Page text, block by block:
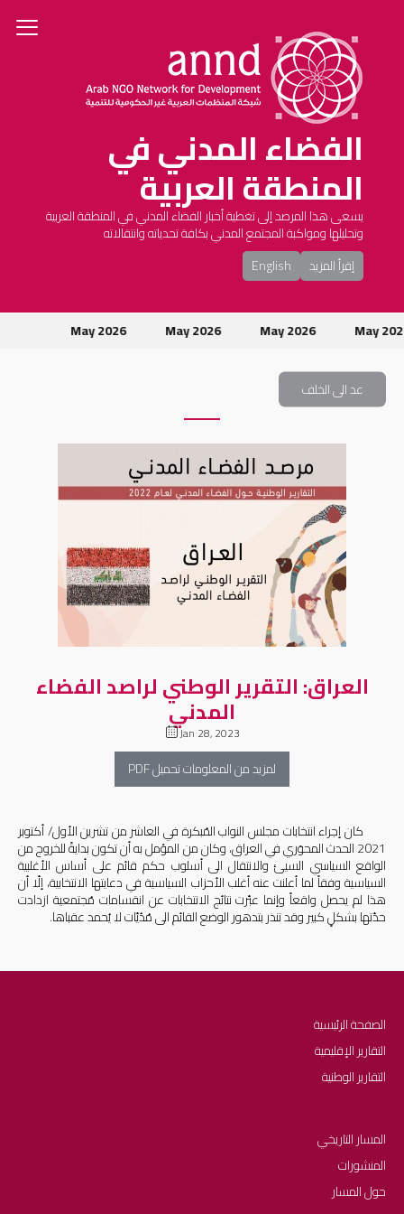
الفضاء المدني في
المنطقة العربية
يسعى هذا المرصد إلى تغطية أخبار الفضاء المدني في المنطقة العربية
وتحليلها ومواكبة المجتمع المدني بكافة تحدياته وانتقالاته
إقرأ المزيد
English
May 2026 May 2026 May 2026 May
عد الى الخلف
العراق: التقرير الوطني لراصد الفضاء
المدني
Jan 28, 2023
لمزيد من المعلومات تحميل PDF
كان إجراء انتخابات مجلس النواب المُبكرة في العاشر من تشرين الأول/ أكتوبر
2021 الحدث المحوَري في العراق، وكان من المؤمل به أن تكون بدايةً للخروج من
الواقع السياسي السيئ والانتقال الى أسلوب حكم قائم على أساس الأغلبية
السياسية وفقاً لما أعلنت عنه أغلب الأحزاب السياسية في دعايتها الانتخابية، إلّا أن
هذا لم يحصل واقعاً وإنما عبّرت نتائج الانتخابات عن انقسامات مُجتمعية ازدادت
حدّتها بشكلٍ كبير وقد تنذر بتدهور الوضع القائم الى مُدُيّات لا يُحمد عقباها.
الصفحة الرئيسية
التقارير الإقليمية
التقارير الوطنية
المسار التاريخي
المنشورات
حول المسار